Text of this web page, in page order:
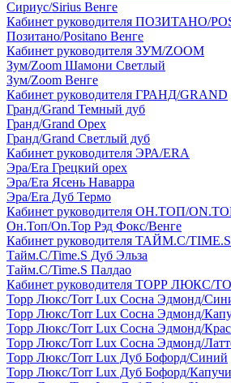
Сириус/Sirius Венге
Кабинет руководителя ПОЗИТАНО/
Позитано/Positano Венге
Кабинет руководителя ЗУМ/ZOOM
Зум/Zoom Шамони Светлый
Зум/Zoom Венге
Кабинет руководителя ГРАНД/GRAND
Гранд/Grand Темный дуб
Гранд/Grand Орех
Гранд/Grand Светлый дуб
Кабинет руководителя ЭРА/ERA
Эра/Era Грецкий орех
Эра/Era Ясень Наварра
Эра/Era Дуб Термо
Кабинет руководителя ОН.ТОП/
Он.Топ/On.Top Рэд Фокс/Венге
Кабинет руководителя ТАЙМ.С/TIME.S
Тайм.С/Time.S Дуб Эльза
Тайм.С/Time.S Палдао
Кабинет руководителя ТОРР ЛЮКС/
Торр Люкс/Torr Lux Сосна Эдмонд/
Торр Люкс/Torr Lux Сосна Эдмонд/
Торр Люкс/Torr Lux Сосна Эдмонд/
Торр Люкс/Torr Lux Сосна Эдмонд/
Торр Люкс/Torr Lux Дуб Бофорд/Синий
Торр Люкс/Torr Lux Дуб Бофорд/